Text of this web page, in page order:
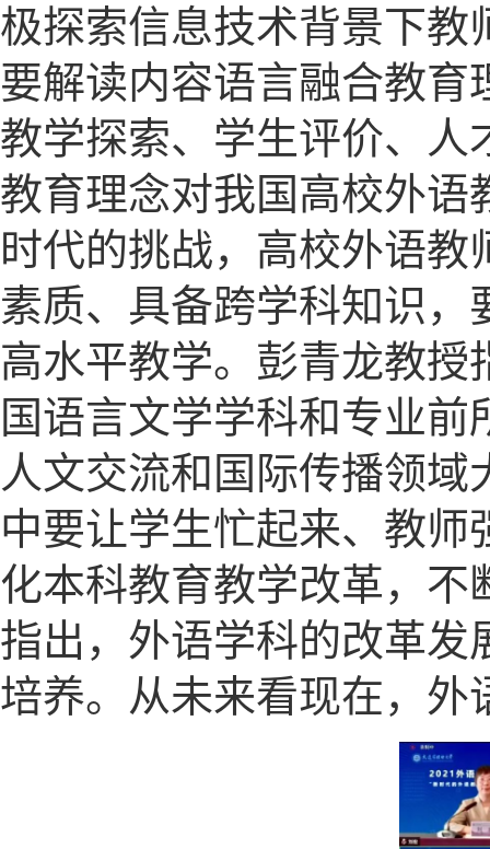
极探索信息技术背景下教
要解读内容语言融合教
教学探索、学生评价、人
教育理念对我国高校外语
时代的挑战，高校外语
素质、具备跨学科知识
高水平教学。彭青龙教
国语言文学学科和专业
人文交流和国际传播领
中要让学生忙起来、教
化本科教育教学改革，
指出，外语学科的改革发
培养。从未来看现在，